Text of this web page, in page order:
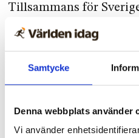
Samtycke
Denna webbplats använder
Vi använder
Tillsammans för
Kari och Håkan
Pastor Fyrens